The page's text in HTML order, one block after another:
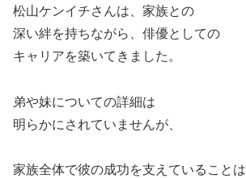
松山ケンイチさんは、家族との
深い絆を持ちながら、俳優としての
キャリアを築いてきました。
弟や妹についての詳細は
明らかにされていませんが、
家族全体で彼の成功を支えていることは